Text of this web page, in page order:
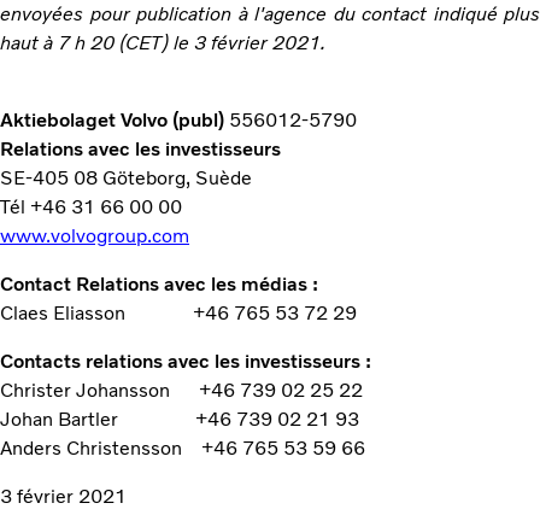
envoyées pour publication à l'agence du contact indiqué plus
haut à 7 h 20 (CET) le 3 février 2021.
Aktiebolaget Volvo (publ) 556012-5790
Relations avec les investisseurs
SE-405 08 Göteborg, Suède
Tél +46 31 66 00 00
www.volvogroup.com
Contact Relations avec les médias :
Claes Eliasson +46 765 53 72 29
Contacts relations avec les investisseurs :
Christer Johansson +46 739 02 25 22
Johan Bartler +46 739 02 21 93
Anders Christensson +46 765 53 59 66
3 février 2021